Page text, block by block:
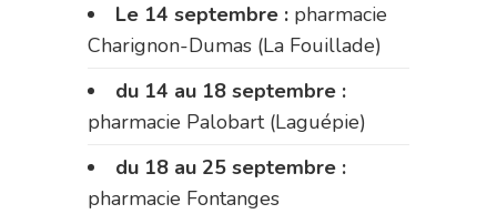
Le 14 septembre : pharmacie
Charignon-Dumas (La Fouillade)
du 14 au 18 septembre :
pharmacie Palobart (Laguépie)
du 18 au 25 septembre :
pharmacie Fontanges